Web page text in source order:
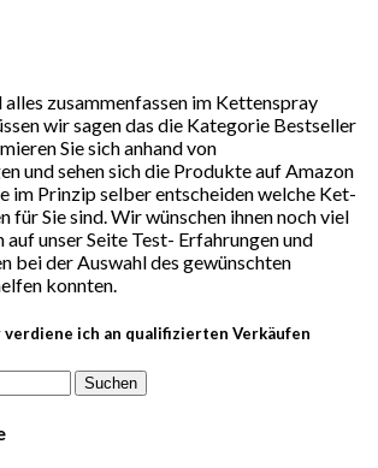
zusammenfassen im Ket­ten­spray
wir sagen das die Kategorie Bestseller
Sie sich anhand von
und sehen sich die Produkte auf Amazon
im Prinzip selber entscheiden welche Ket­
für Sie sind. Wir wünschen ihnen noch viel
unser Seite Test- Erfahrungen und
bei der Auswahl des gewünschten
konnten.
verdiene ich an qualifizierten Verkäufen